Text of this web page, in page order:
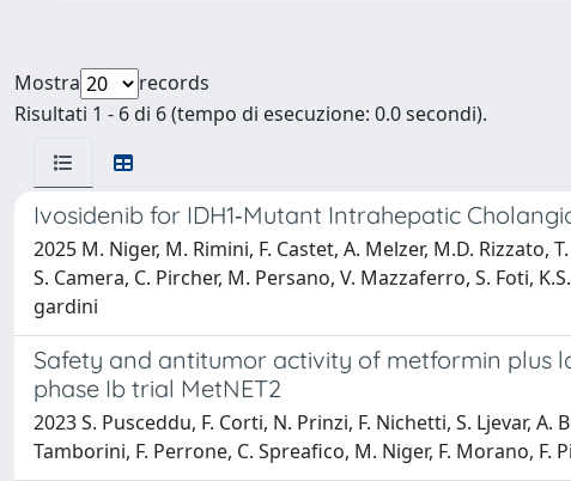
Mostra
records
Risultati 1 - 6 di 6 (tempo di esecuzione: 0.0 secondi).
Ivosidenib for IDH1‐Mutant Intrahepatic
2025 M. Niger, M. Rimini, F. Castet, A. Melzer, M.D. Rizzato,
S. Camera, C. Pircher, M. Persano, V. Mazzaferro, S. Foti,
gardini
Safety and antitumor activity of metformin plus
phase Ib trial MetNET2
2023 S. Pusceddu, F. Corti, N. Prinzi, F. Nichetti, S. Ljevar, A.
Tamborini, F. Perrone, C. Spreafico, M. Niger, F. Morano,